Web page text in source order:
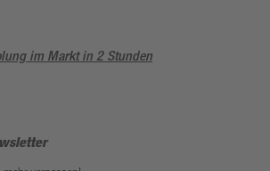
im Markt in 2 Stunden